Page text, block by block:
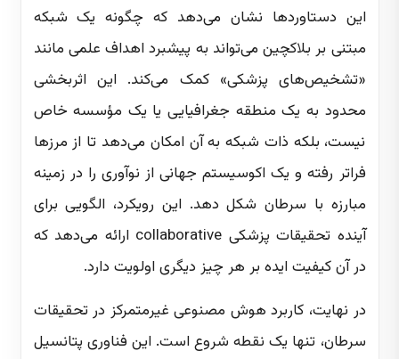
این دستاوردها نشان می‌دهد که چگونه یک شبکه
مبتنی بر بلاکچین می‌تواند به پیشبرد اهداف علمی مانند
«تشخیص‌های پزشکی» کمک می‌کند. این اثربخشی
محدود به یک منطقه جغرافیایی یا یک مؤسسه خاص
نیست، بلکه ذات شبکه به آن امکان می‌دهد تا از مرزها
فراتر رفته و یک اکوسیستم جهانی از نوآوری را در زمینه
مبارزه با سرطان شکل دهد. این رویکرد، الگویی برای
آینده تحقیقات پزشکی collaborative ارائه می‌دهد که
در آن کیفیت ایده بر هر چیز دیگری اولویت دارد.
در نهایت، کاربرد هوش مصنوعی غیرمتمرکز در تحقیقات
سرطان، تنها یک نقطه شروع است. این فناوری پتانسیل